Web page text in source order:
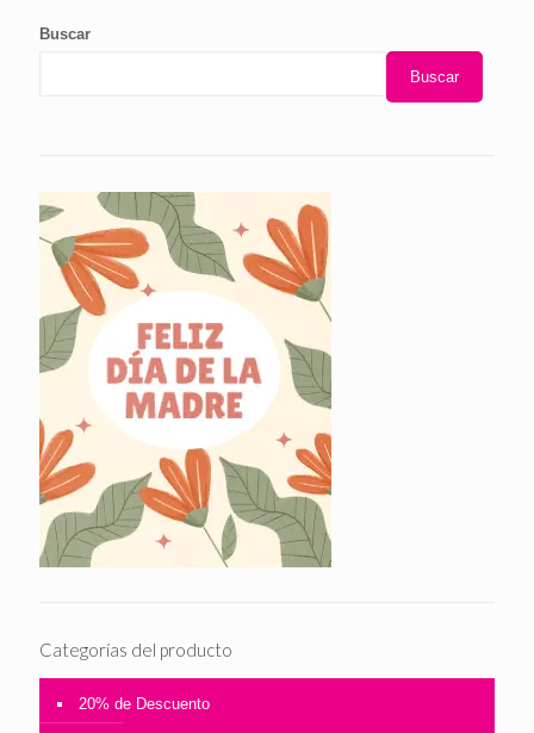
Buscar
Buscar
Categorías del producto
20% de Descuento